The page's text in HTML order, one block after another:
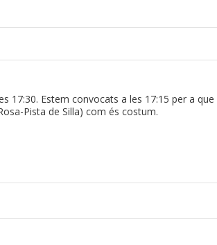
17:30. Estem convocats a les 17:15 per a que
Pista de Silla) com és costum.